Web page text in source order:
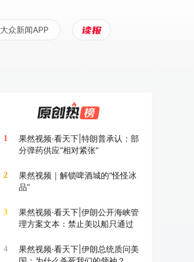
大众新闻APP
1
果然视频·看天下|特朗普承认：部
分弹药供应“相对紧张”
2
果然视频｜解锁啤酒城的“怪怪冰
品”
3
果然视频·看天下|伊朗公开海峡管
理方案文本：禁止美以船只通过
4
果然视频·看天下|伊朗总统质问美